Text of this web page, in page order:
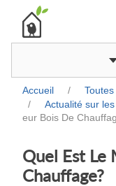
Accueil /
/
Actualité sur
eur Bois De
Quel Est Le
Chauffage?